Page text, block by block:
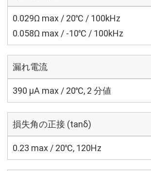
0.029Ω max / 20℃ / 100kHz
0.058Ω max / -10℃ / 100kHz
漏れ電流
390 μA max / 20℃, 2 分値
損失角の正接 (tanδ)
0.23 max / 20℃, 120Hz